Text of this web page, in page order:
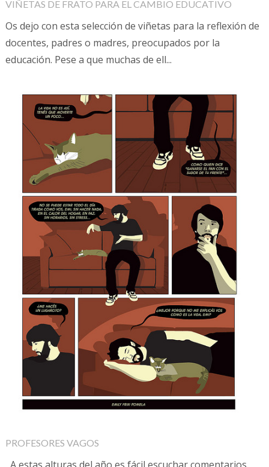
VIÑETAS DE FRATO PARA EL CAMBIO EDUCATIVO
Os dejo con esta selección de viñetas para la reflexión de
docentes, padres o madres, preocupados por la
educación. Pese a que muchas de ell...
PROFESORES VAGOS